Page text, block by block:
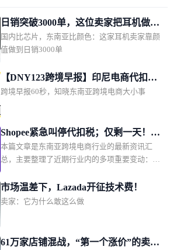
日销突破3000单，这位卖家把耳机做成
了东南亚年轻人的时尚单品
国内比芯片，东南亚比颜色：这家耳机卖家靠颜
值做到日销3000单
【DNY123跨境早报】印尼电商代扣税
改期11月1日；TikTok Shop推动印尼订
跨境早报60秒，知晓东南亚跨境电商大小事
Shopee紧急叫停代扣税；仅剩一天！两
大平台被点名全面下架这款产品；
Shopee新增两大硬核权益
本篇文章是东南亚跨境电商行业的最新资讯汇
总，主要整理了近期行业内的多项重要变动：包
Shopee 印尼本土店紧急叫停代扣第 22 条所得
税；Shopee 越南站点升级商城、优选及优选 + 店
家集体向贸易竞争委员会投诉；菲律宾海关查获
市场温差下，Lazada开征技术费！
卖家：它为什么敢这么做
61万家店铺混战，“第一个涨价”的卖家